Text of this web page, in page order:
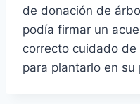
de donación de
podía firmar un
correcto cuidado
para plantarlo en su